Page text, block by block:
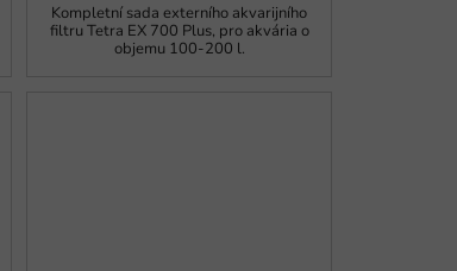
Kompletní sada externího akvarijního
filtru Tetra EX 700 Plus, pro akvária o
objemu 100-200 l.